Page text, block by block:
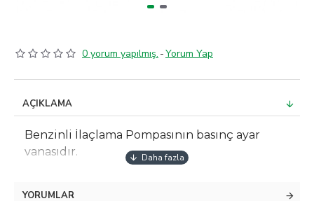
0 yorum yapılmış. -Yorum Yap
AÇIKLAMA
Benzinli İlaçlama Pompasının basınç ayar
vanasıdır.
YORUMLAR